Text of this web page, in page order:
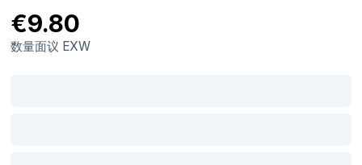
€9.80
数量面议 EXW